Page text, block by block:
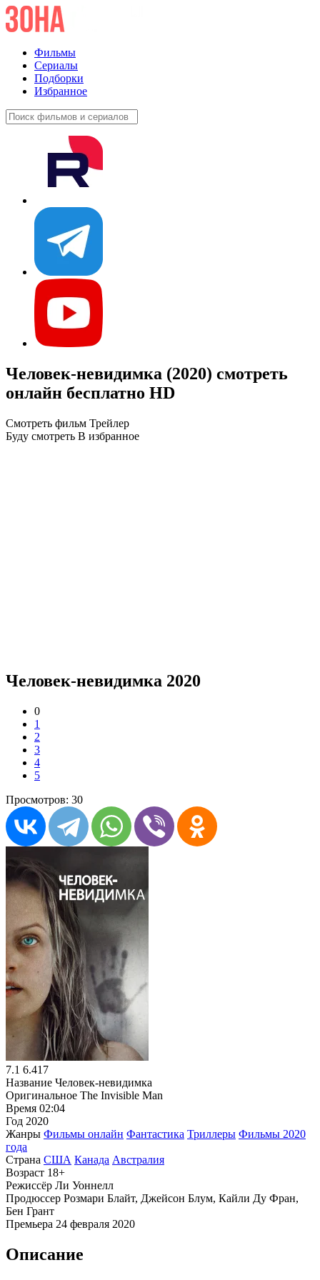
Фильмы
Сериалы
Подборки
Избранное
Человек-невидимка (2020) смотреть
онлайн бесплатно HD
Смотреть фильм Трейлер
Буду смотреть В избранное
Человек-невидимка 2020
0
1
2
3
4
5
Просмотров: 30
7.1 6.417
Название Человек-невидимка
Оригинальное The Invisible Man
Время 02:04
Год 2020
Жанры Фильмы онлайн Фантастика Триллеры Фильмы 2020
года
Страна США Канада Австралия
Возраст 18+
Режиссёр Ли Уоннелл
Продюссер Розмари Блайт, Джейсон Блум, Кайли Ду Фран,
Бен Грант
Премьера 24 февраля 2020
Описание